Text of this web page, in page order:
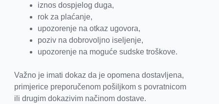
iznos dospjelog duga,
rok za plaćanje,
upozorenje na otkaz ugovora,
poziv na dobrovoljno iseljenje,
upozorenje na moguće sudske troškove.
Važno je imati dokaz da je opomena dostavljena,
primjerice preporučenom pošiljkom s povratnicom
ili drugim dokazivim načinom dostave.